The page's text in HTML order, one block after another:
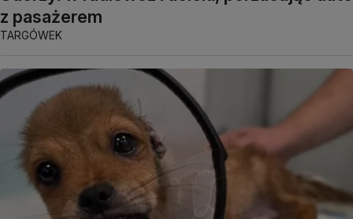
z pasażerem
TARGÓWEK